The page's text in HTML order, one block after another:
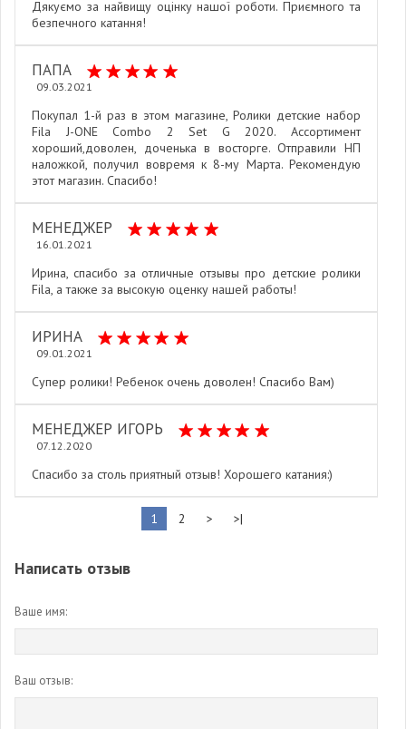
Дякуємо за найвищу оцінку нашої роботи. Приємного та
безпечного катання!
ПАПА
09.03.2021
Покупал 1-й раз в этом магазине, Ролики детские набор
Fila J-ONE Combo 2 Set G 2020. Ассортимент
хороший,доволен, доченька в восторге. Отправили НП
наложкой, получил вовремя к 8-му Марта. Рекомендую
этот магазин. Спасибо!
МЕНЕДЖЕР
16.01.2021
Ирина, спасибо за отличные отзывы про детские ролики
Fila, а также за высокую оценку нашей работы!
ИРИНА
09.01.2021
Супер ролики! Ребенок очень доволен! Спасибо Вам)
МЕНЕДЖЕР ИГОРЬ
07.12.2020
Спасибо за столь приятный отзыв! Хорошего катания:)
1 2 > >|
Написать отзыв
Ваше имя:
Ваш отзыв: